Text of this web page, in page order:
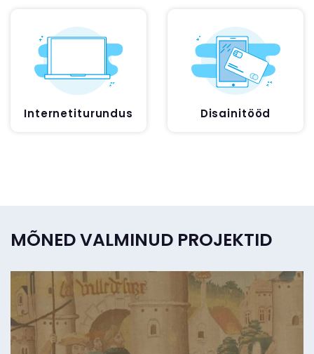
Internetiturundus Disainitööd
MÕNED VALMINUD PROJEKTID